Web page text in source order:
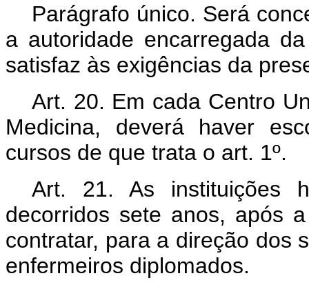
Parágrafo único. Será
a autoridade encarregada
satisfaz às exigências da
Art. 20. Em cada Centro
Medicina, deverá haver
cursos de que trata o art. 1º.
Art. 21. As instituições
decorridos sete anos, após
contratar, para a direção dos
enfermeiros diplomados.